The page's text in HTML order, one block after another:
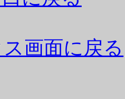
画面に戻る